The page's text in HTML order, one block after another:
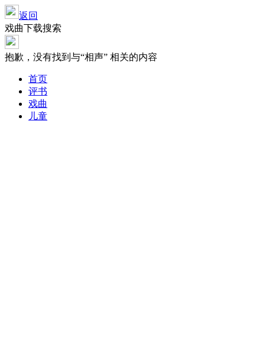
返回
戏曲下载搜索
抱歉，没有找到与“相声” 相关的内容
首页
评书
戏曲
儿童